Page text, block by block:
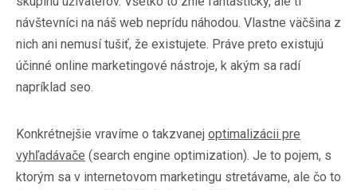
návštevníci na náš web neprídu náhodou. Vlastne väčšina z
nich ani nemusí tušiť, že existujete. Práve preto existujú
účinné online marketingové nástroje, k akým sa radí
napríklad seo.
Konkrétnejšie vravíme o takzvanej optimalizácii pre
vyhľadávače (search engine optimization). Je to pojem, s
ktorým sa v internetovom marketingu stretávame, ale čo to